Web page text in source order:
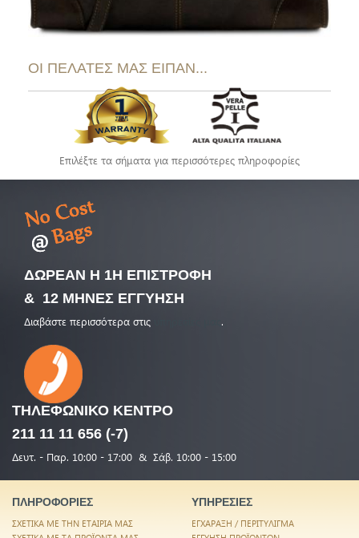
ΟΙ ΠΕΛΑΤΕΣ ΜΑΣ ΕΙΠΑΝ...
Επιλέξτε τα σήματα για περισσότερες πληροφορίες
ΔΩΡΕΑΝ Η 1Η ΕΠΙΣΤΡΟΦΗ
& 12 ΜΗΝΕΣ ΕΓΓΥΗΣΗ
Διαβάστε περισσότερα στις .
ΤΗΛΕΦΩΝΙΚΟ ΚΕΝΤΡΟ
211 11 11 656 (-7)
Δευτ. - Παρ. 10:00 - 17:00 & Σάβ. 10:00 - 15:00
ΠΛΗΡΟΦΟΡΙΕΣ
ΣΧΕΤΙΚΑ ΜΕ ΤΗΝ ΕΤΑΙΡΙΑ ΜΑΣ
ΥΠΗΡΕΣΙΕΣ
ΕΓΧΑΡΑΞΗ / ΠΕΡΙΤΥΛΙΓΜΑ